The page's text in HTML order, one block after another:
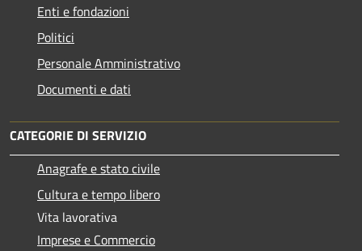
Enti e fondazioni
Politici
Personale Amministrativo
Documenti e dati
CATEGORIE DI SERVIZIO
Anagrafe e stato civile
Cultura e tempo libero
Vita lavorativa
Imprese e Commercio